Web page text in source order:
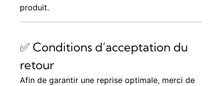
produit.
✅ Conditions d’acceptation du
retour
Afin de garantir une reprise optimale, merci de